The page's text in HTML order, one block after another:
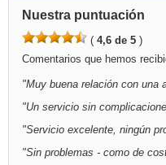
Nuestra puntuación
( 4,6 de 5 )
Comentarios que hemos
"Muy buena relación con una
"Un servicio sin
"Servicio excelente, ningún
"Sin problemas - como de